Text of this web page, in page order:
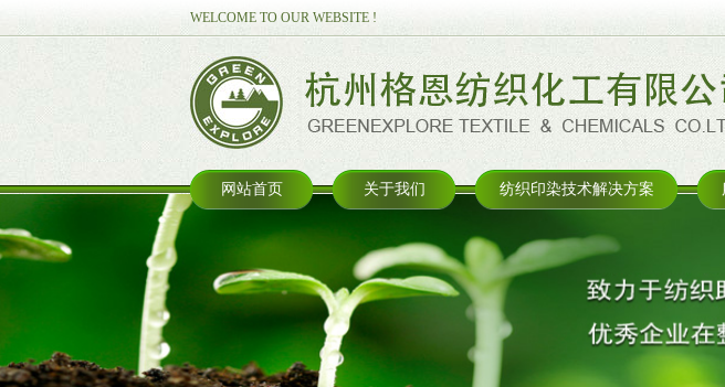
WELCOME TO OUR WEBSITE !
网站首页 关于我们 纺织印染技术解决方案